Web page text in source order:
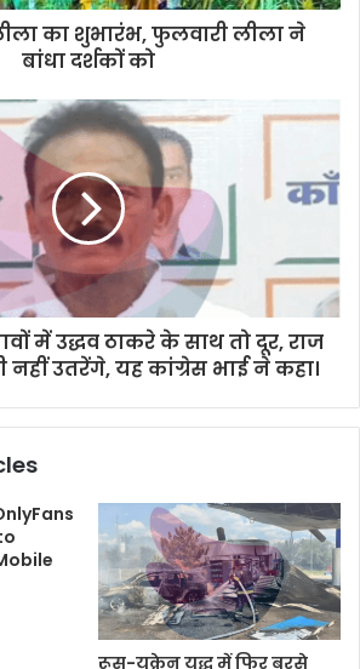
का शुभारंभ, फुलवारी लीला ने
बांधा दर्शकों को
में उद्धव ठाकरे के साथ तो दूर, राज
उतरेंगे, यह कांग्रेस भाई ने कहा।
रूस-यूक्रेन युद्ध में फिर बरसे